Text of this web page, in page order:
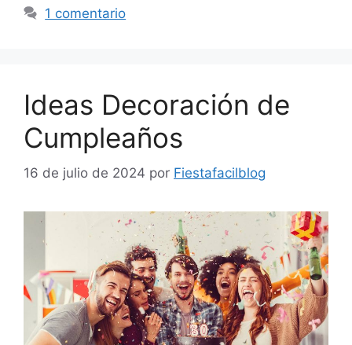
1 comentario
Ideas Decoración de
Cumpleaños
16 de julio de 2024 por Fiestafacilblog